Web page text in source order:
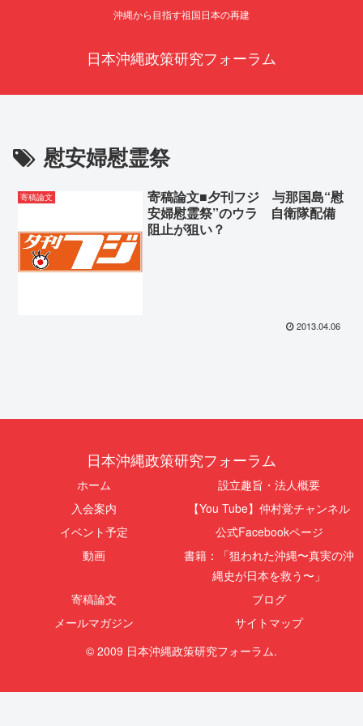
沖縄から目指す祖国日本の再建
日本沖縄政策研究フォーラム
慰安婦慰霊祭
寄稿論文
寄稿論文■夕刊フジ 与那国島“慰
安婦慰霊祭”のウラ 自衛隊配備
阻止が狙い？
2013.04.06
日本沖縄政策研究フォーラム
ホーム
設立趣旨・法人概要
入会案内
【You Tube】仲村覚チャンネル
イベント予定
公式Facebookページ
動画
書籍：「狙われた沖縄〜真実の沖
縄史が日本を救う〜」
寄稿論文
ブログ
メールマガジン
サイトマップ
© 2009 日本沖縄政策研究フォーラム.